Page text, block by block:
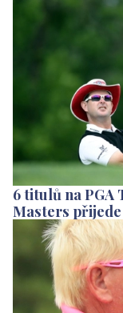
6 titulů na PGA
Masters